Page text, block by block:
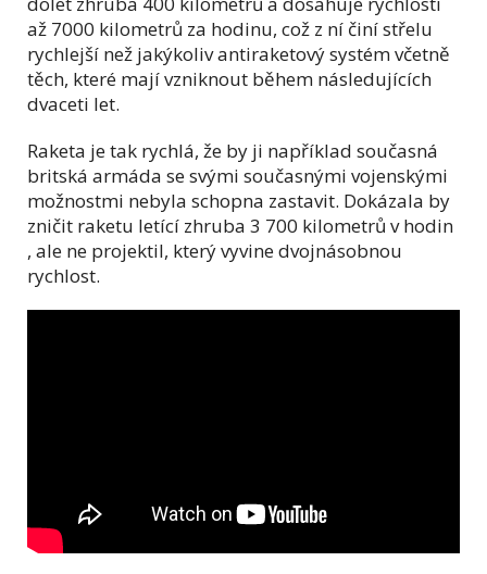
až 7000 kilometrů za hodinu, což z ní činí střelu
rychlejší než jakýkoliv antiraketový systém včetně
těch, které mají vzniknout během následujících
dvaceti let.
Raketa je tak rychlá, že by ji například současná
britská armáda se svými současnými vojenskými
možnostmi nebyla schopna zastavit. Dokázala by
zničit raketu letící zhruba 3 700 kilometrů v hodin
, ale ne projektil, který vyvine dvojnásobnou
rychlost.